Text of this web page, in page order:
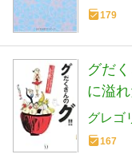
179
グだ
に溢
(メデ
セイ)
グレゴ
167